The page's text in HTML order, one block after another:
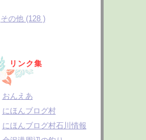
その他 (128 )
リンク集
おんえあ
にほんブログ村
にほんブログ村石川情報